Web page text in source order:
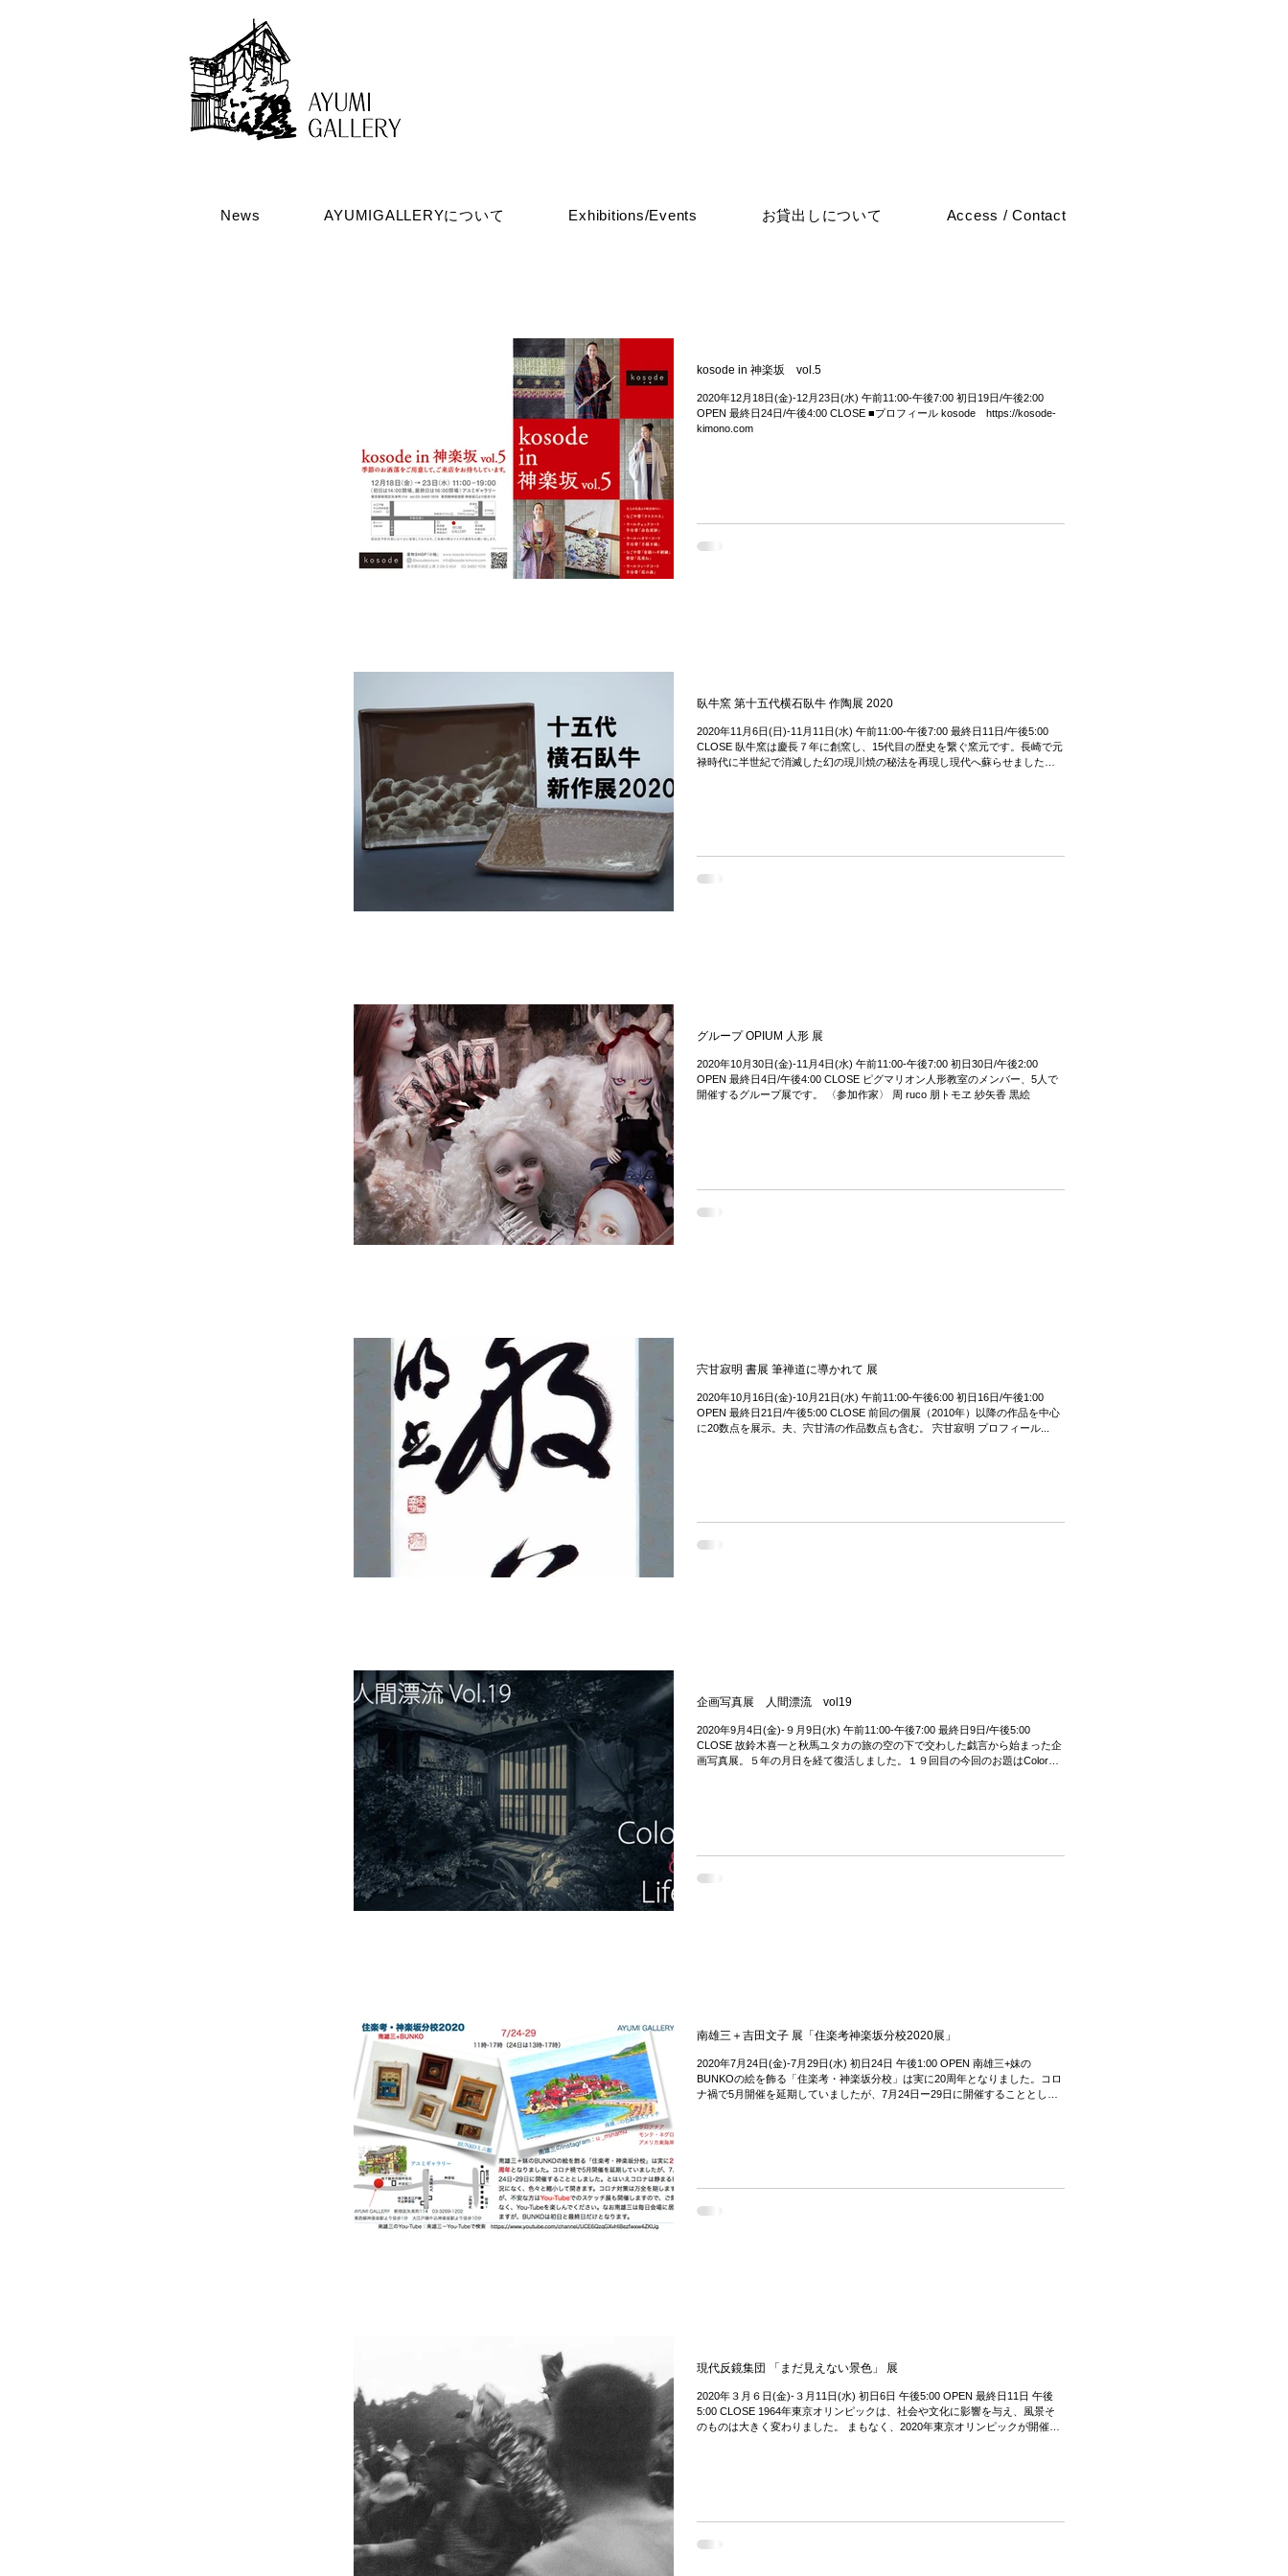
News AYUMIGALLERYについて Exhibitions/Events お貸出しについて Access / Contact
kosode in 神楽坂 vol.5
2020年12月18日(金)-12月23日(水) 午前11:00-午後7:00 初日19日/午後2:00
OPEN 最終日24日/午後4:00 CLOSE ■プロフィール kosode https://kosode-
kimono.com
臥牛窯 第十五代横石臥牛 作陶展 2020
2020年11月6日(日)-11月11日(水) 午前11:00-午後7:00 最終日11日/午後5:00
CLOSE 臥牛窯は慶長７年に創窯し、15代目の歴史を繋ぐ窯元です。長崎で元
禄時代に半世紀で消滅した幻の現川焼の秘法を再現し現代へ蘇らせました。
グループ OPIUM 人形 展
2020年10月30日(金)-11月4日(水) 午前11:00-午後7:00 初日30日/午後2:00
OPEN 最終日4日/午後4:00 CLOSE ピグマリオン人形教室のメンバー、5人で
開催するグループ展です。 〈参加作家〉 周 ruco 朋トモヱ 紗矢香 黒絵
宍甘寂明 書展 筆禅道に導かれて 展
2020年10月16日(金)-10月21日(水) 午前11:00-午後6:00 初日16日/午後1:00
OPEN 最終日21日/午後5:00 CLOSE 前回の個展（2010年）以降の作品を中心
に20数点を展示。夫、宍甘清の作品数点も含む。 宍甘寂明 プロフィール...
企画写真展 人間漂流 vol19
2020年9月4日(金)-９月9日(水) 午前11:00-午後7:00 最終日9日/午後5:00
CLOSE 故鈴木喜一と秋馬ユタカの旅の空の下で交わした戯言から始まった企
画写真展。５年の月日を経て復活しました。１９回目の今回のお題はColor
南雄三＋吉田文子 展「住楽考神楽坂分校2020展」
2020年7月24日(金)-7月29日(水) 初日24日 午後1:00 OPEN 南雄三+妹の
BUNKOの絵を飾る「住楽考・神楽坂分校」は実に20周年となりました。コロ
ナ禍で5月開催を延期していましたが、7月24日ー29日に開催することとしま
現代反鏡集団 「まだ見えない景色」 展
2020年３月６日(金)-３月11日(水) 初日6日 午後5:00 OPEN 最終日11日 午後
5:00 CLOSE 1964年東京オリンピックは、社会や文化に影響を与え、風景そ
のものは大きく変わりました。 まもなく、2020年東京オリンピックが開催さ